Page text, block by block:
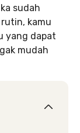
sudah
kamu
yang dapat
mudah